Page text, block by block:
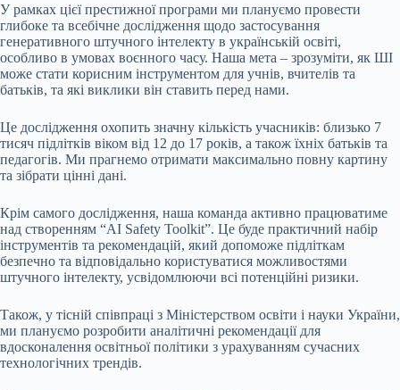
У рамках цієї престижної програми ми плануємо провести
глибоке та всебічне дослідження щодо застосування
генеративного штучного інтелекту в українській освіті,
особливо в умовах воєнного часу. Наша мета – зрозуміти, як ШІ
може стати корисним інструментом для учнів, вчителів та
батьків, та які виклики він ставить перед нами.
Це дослідження охопить значну кількість учасників: близько 7
тисяч підлітків віком від 12 до 17 років, а також їхніх батьків та
педагогів. Ми прагнемо отримати максимально повну картину
та зібрати цінні дані.
Крім самого дослідження, наша команда активно працюватиме
над створенням “AI Safety Toolkit”. Це буде практичний набір
інструментів та рекомендацій, який допоможе підліткам
безпечно та відповідально користуватися можливостями
штучного інтелекту, усвідомлюючи всі потенційні ризики.
Також, у тісній співпраці з Міністерством освіти і науки України,
ми плануємо розробити аналітичні рекомендації для
вдосконалення освітньої політики з урахуванням сучасних
технологічних трендів.